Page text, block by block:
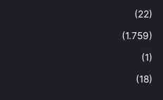
(22)
(1.759)
(1)
(18)